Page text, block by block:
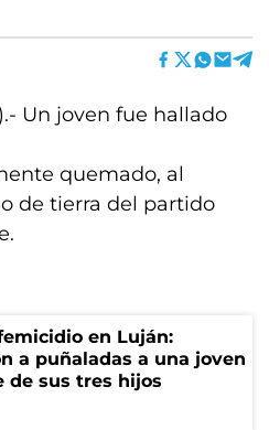
Un joven fue hallado
quemado, al
de tierra del partido
en Luján:
a puñaladas a una joven
de sus tres hijos